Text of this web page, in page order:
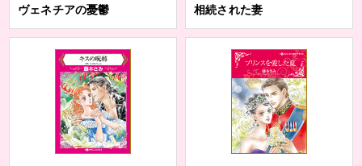
ヴェネチアの憂鬱 相続された妻